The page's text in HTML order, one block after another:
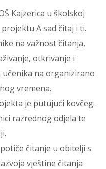
Kajzerica u školskoj
A sad čitaj i ti.
na važnost čitanja,
otkrivanje i
na organizirano
vremena.
je putujući kovčeg.
razrednog odjela te
čitanje u obitelji s
vještine čitanja